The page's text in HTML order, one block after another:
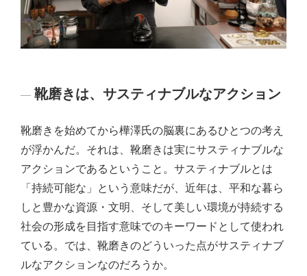
靴磨きは、サスティナブルなアクション
靴磨きを始めてから樺澤氏の脳裏にあるひとつの考え
が浮かんだ。それは、靴磨きは実にサスティナブルな
アクションであるということ。サスティナブルとは
「持続可能な」という意味だが、近年は、平和な暮ら
しと豊かな資源・文明、そして美しい環境が持続する
社会の形成を目指す意味でのキーワードとして使われ
ている。では、靴磨きのどういった点がサスティナブ
ルなアクションなのだろうか。